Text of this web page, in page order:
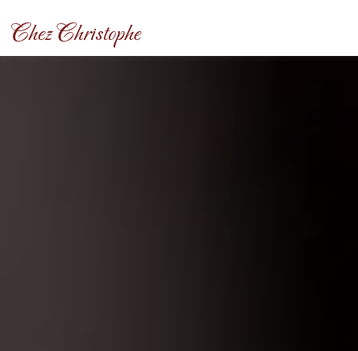
Chez Christophe